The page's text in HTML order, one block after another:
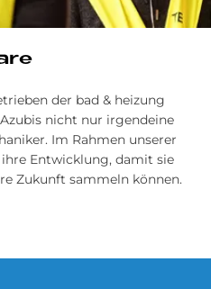
der bad & heizung
nicht nur irgendeine
Im Rahmen unserer
Entwicklung, damit sie
Zukunft sammeln können.